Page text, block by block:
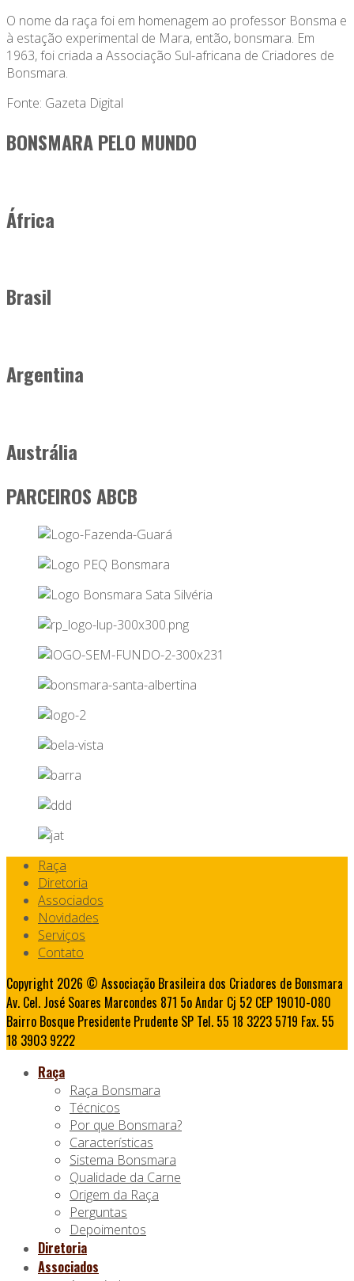
O nome da raça foi em homenagem ao professor Bonsma e
à estação experimental de Mara, então, bonsmara. Em
1963, foi criada a Associação Sul-africana de Criadores de
Bonsmara.
Fonte: Gazeta Digital
BONSMARA PELO MUNDO
África
Brasil
Argentina
Austrália
PARCEIROS ABCB
Raça
Diretoria
Associados
Novidades
Serviços
Contato
Copyright 2026 © Associação Brasileira dos Criadores de Bonsmara
Av. Cel. José Soares Marcondes 871 5o Andar Cj 52 CEP 19010-080
Bairro Bosque Presidente Prudente SP Tel. 55 18 3223 5719 Fax. 55
18 3903 9222
Raça
Raça Bonsmara
Técnicos
Por que Bonsmara?
Características
Sistema Bonsmara
Qualidade da Carne
Origem da Raça
Perguntas
Depoimentos
Diretoria
Associados